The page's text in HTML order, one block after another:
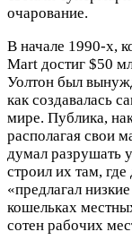
очарование.
В начале 1990-х,
Mart достиг $50
Уолтон был
как создавалась
мире. Публика,
располагая свои
думал разрушать
строил их там,
«предлагал
кошельках
сотен рабочих